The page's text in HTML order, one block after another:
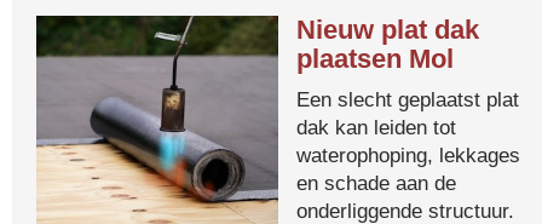
Nieuw plat dak
plaatsen Mol
Een slecht geplaatst plat
dak kan leiden tot
waterophoping, lekkages
en schade aan de
onderliggende structuur.